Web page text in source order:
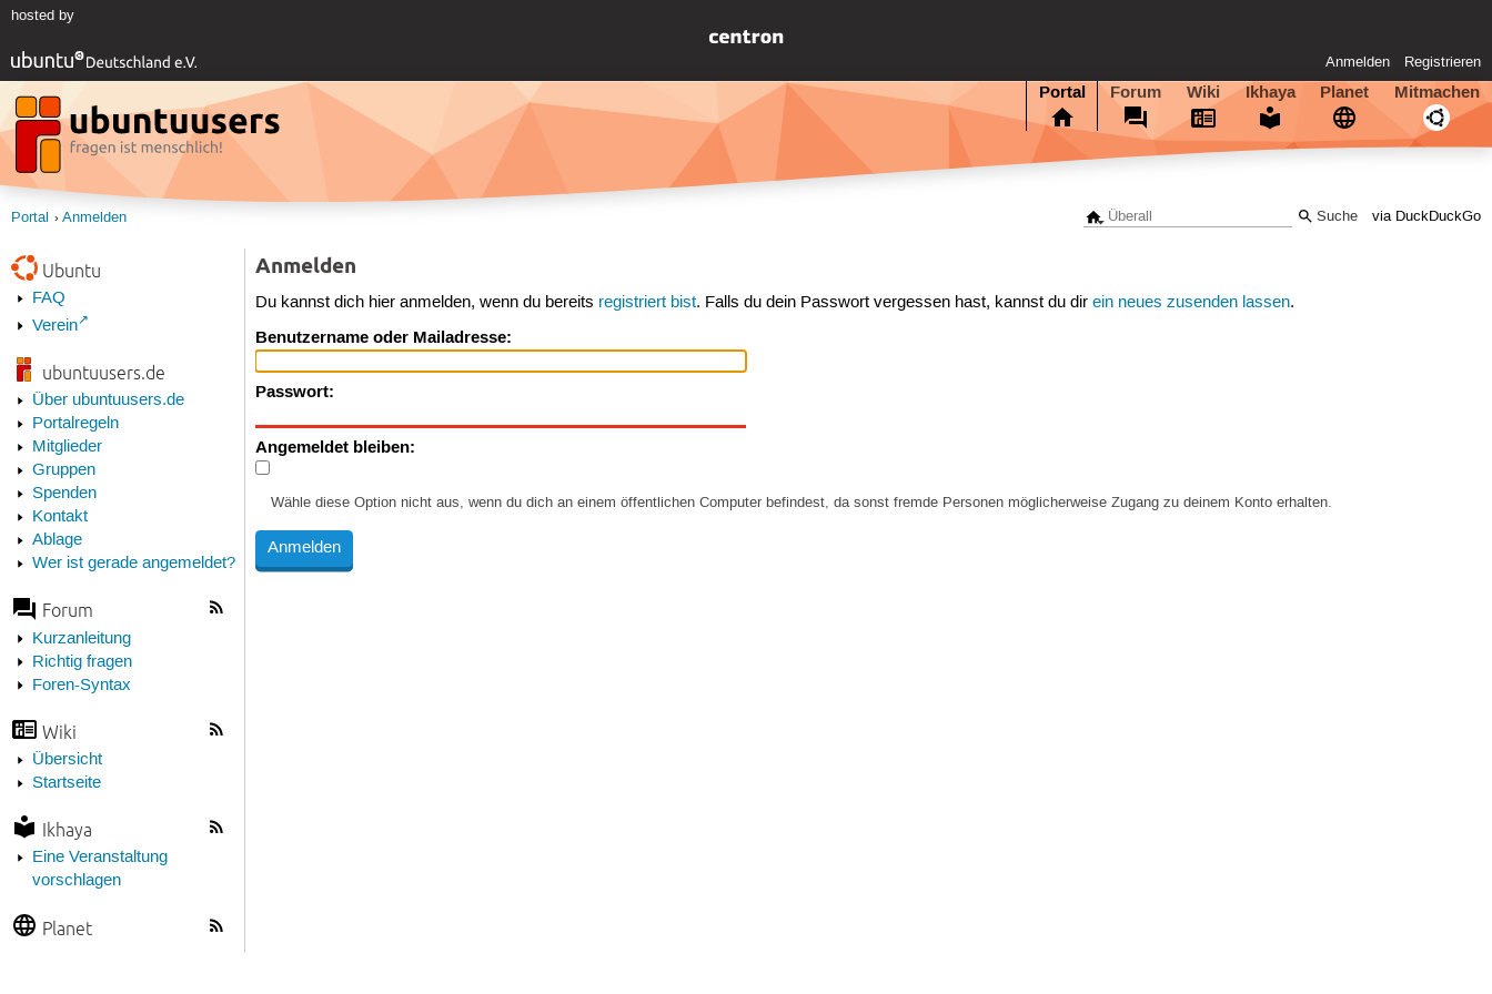
hosted by
Anmelden Registrieren
Portal Forum Wiki Ikhaya Planet Mitmachen
via DuckDuckGo
Portal Anmelden
Ubuntu
FAQ
Verein
ubuntuusers.de
Über ubuntuusers.de
Portalregeln
Mitglieder
Gruppen
Spenden
Kontakt
Ablage
Wer ist gerade angemeldet?
Forum
Kurzanleitung
Richtig fragen
Foren-Syntax
Wiki
Übersicht
Startseite
Ikhaya
Eine Veranstaltung
vorschlagen
Planet
Anmelden
Du kannst dich hier anmelden, wenn du bereits registriert bist. Falls du dein Passwort vergessen hast, kannst du direin neues zusenden lassen.
Benutzername oder Mailadresse:
Passwort:
Angemeldet bleiben:
Wähle diese Option nicht aus, wenn du dich an einem öffentlichen Computer befindest, da sonst fremde Personen möglicherweise Zugang zu deinem Konto erhalten.